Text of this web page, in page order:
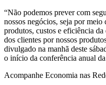
“Não podemos prever com
nossos negócios, seja por meio
produtos, custos e eficiência
dos clientes por nossos
divulgado na manhã deste
o início da conferência anual
Acompanhe Economia nas